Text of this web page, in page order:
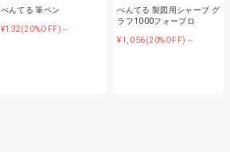
ぺんてる 筆ペン
¥132(20%OFF)～
ぺんてる 製図用シャープ グ
ラフ1000フォープロ
¥1,056(20%OFF)～